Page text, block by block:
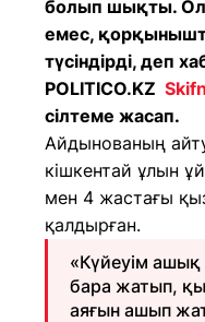
болып шықты. Ол
емес,
түсіндірді, деп
POLITICO.KZ
сілтеме жасап.
Айдынованың
кішкентай ұлын
мен 4 жастағы
қалдырған.
«Күйеуім ашық
бара жатып,
аяғын ашып